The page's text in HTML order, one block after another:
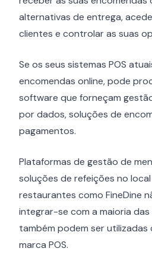
alternativas de entrega,
clientes e controlar as suas
Se os seus sistemas POS
encomendas online, pode
software que forneçam
por dados, soluções de
pagamentos.
Plataformas de gestão de
soluções de refeições no
restaurantes como FineDine
integrar-se com a maioria das
também podem ser
marca POS.